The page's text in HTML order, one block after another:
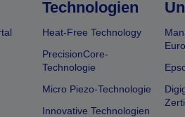
Technologien
Heat-Free Technology
PrecisionCore-
Technologie
Micro Piezo-Technologie
Innovative Technologien